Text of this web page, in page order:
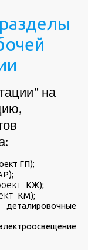
на
ГП);
КЖ);
КМ);